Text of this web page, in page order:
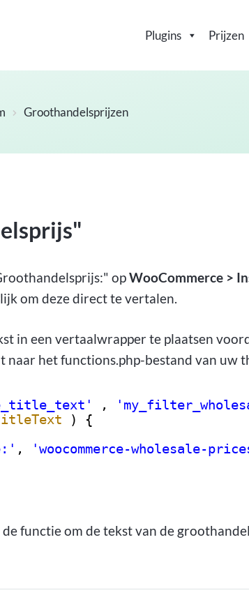
Plugins Prijzen
Groothandelsprijzen
opWooCommerce >
om deze direct te vertalen.
in een vertaalwrapper te plaatsen
het functions.php-bestand van uw
,
) {
, 'woocommerce-wholesale-
functie om de tekst van de